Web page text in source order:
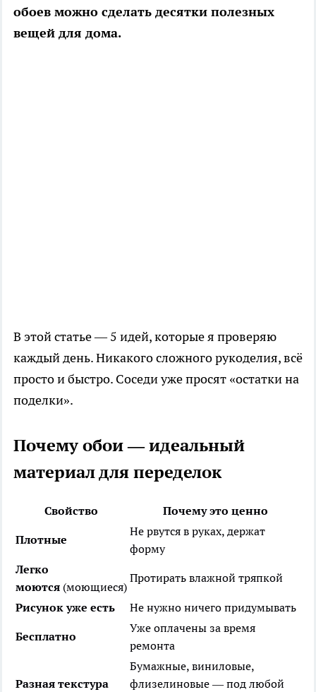
обоев можно сделать десятки полезных
вещей для дома.
В этой статье — 5 идей, которые я проверяю
каждый день. Никакого сложного рукоделия, всё
просто и быстро. Соседи уже просят «остатки на
поделки».
Почему обои — идеальный
материал для переделок
Свойство Почему это ценно
Плотные
Не рвутся в руках, держат
форму
Легко
моются (моющиеся)
Протирать влажной тряпкой
Рисунок уже есть Не нужно ничего придумывать
Бесплатно
Уже оплачены за время
ремонта
Разная текстура
Бумажные, виниловые,
флизелиновые — под любой